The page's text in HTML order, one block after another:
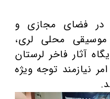
در فضای مجازی و
محلی لری،
آثار فاخر لرستان
نیازمند توجه ویژه